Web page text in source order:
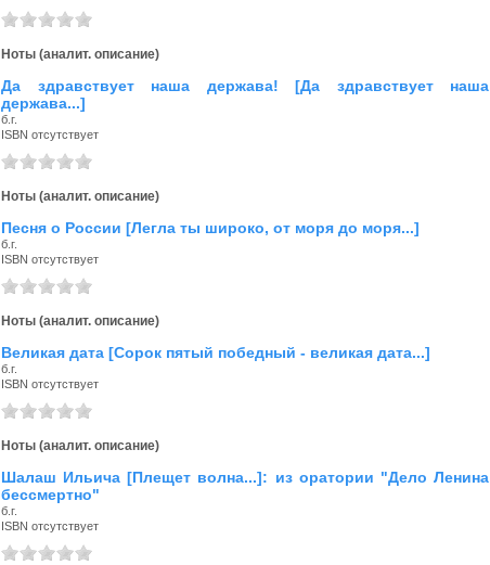
Ноты (аналит. описание)
Да здравствует наша держава! [Да здравствует наша
держава...]
б.г.
ISBN отсутствует
Ноты (аналит. описание)
Песня о России [Легла ты широко, от моря до моря...]
б.г.
ISBN отсутствует
Ноты (аналит. описание)
Великая дата [Сорок пятый победный - великая дата...]
б.г.
ISBN отсутствует
Ноты (аналит. описание)
Шалаш Ильича [Плещет волна...]: из оратории "Дело Ленина
бессмертно"
б.г.
ISBN отсутствует